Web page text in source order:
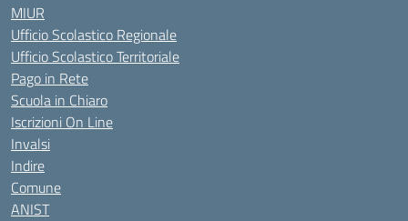
MIUR
Ufficio Scolastico Regionale
Ufficio Scolastico Territoriale
Pago in Rete
Scuola in Chiaro
Iscrizioni On Line
Invalsi
Indire
Comune
ANIST